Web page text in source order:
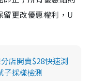
更改優惠權利，U
店開賣$28快速測
子採樣檢測